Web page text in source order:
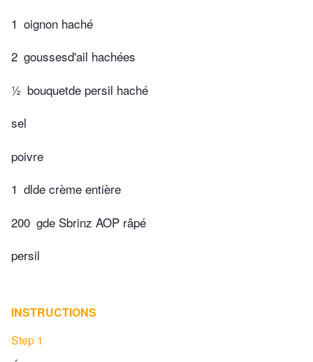
1 oignon haché
2 goussesd'ail hachées
½ bouquetde persil haché
sel
poivre
1 dlde crème entière
200 gde Sbrinz AOP râpé
persil
INSTRUCTIONS
Step 1